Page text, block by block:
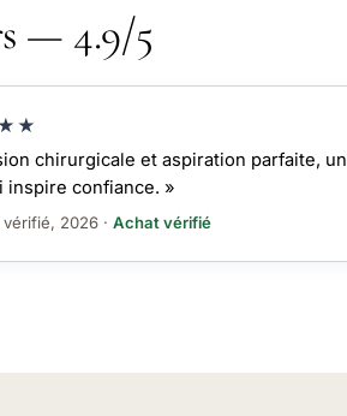
— 4.9/5
chirurgicale et aspiration parfaite, un
inspire confiance. »
2026 ·Achat vérifié